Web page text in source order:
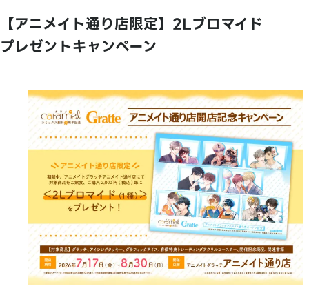
【アニメイト通り店限定】2Lブロマイド
プレゼントキャンペーン